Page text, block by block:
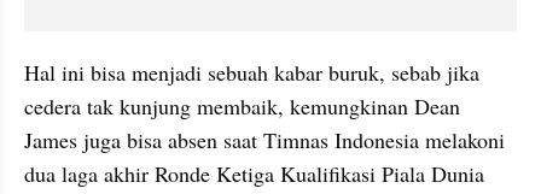
Hal ini bisa menjadi sebuah kabar buruk, sebab jika
cedera tak kunjung membaik, kemungkinan Dean
James juga bisa absen saat Timnas Indonesia melakoni
dua laga akhir Ronde Ketiga Kualifikasi Piala Dunia